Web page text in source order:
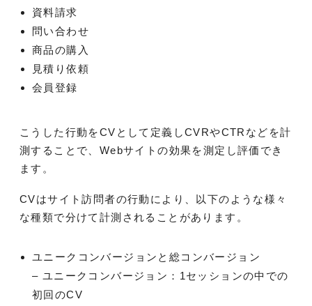
資料請求
問い合わせ
商品の購入
見積り依頼
会員登録
こうした行動をCVとして定義しCVRやCTRなどを計
測することで、Webサイトの効果を測定し評価でき
ます。
CVはサイト訪問者の行動により、以下のような様々
な種類で分けて計測されることがあります。
ユニークコンバージョンと総コンバージョン
– ユニークコンバージョン：1セッションの中での
初回のCV